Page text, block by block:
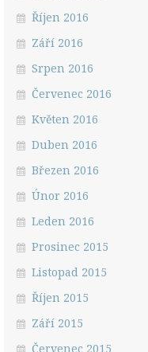
Říjen 2016
Září 2016
Srpen 2016
Červenec 2016
Květen 2016
Duben 2016
Březen 2016
Únor 2016
Leden 2016
Prosinec 2015
Listopad 2015
Říjen 2015
Září 2015
Červenec 2015